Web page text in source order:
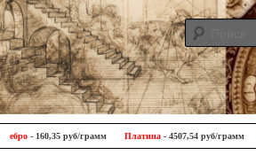
Antique Trip
Главное меню
Перейти к основному содержимому
Перейти к дополнительному
- 160,35 руб/грамм Платина- 4507,54 руб/грамм